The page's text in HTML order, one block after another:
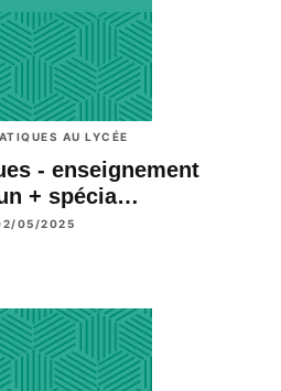
AU LYCÉE
- enseignement
+ spécia…
05/2025